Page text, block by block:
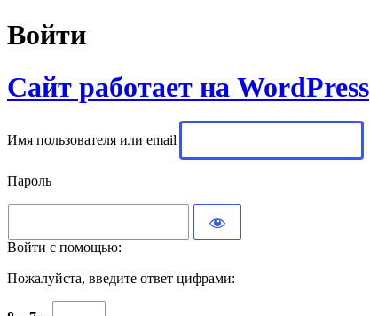
Войти
Сайт работает на WordPress
Имя пользователя или email
Пароль
Войти с помощью:
Пожалуйста, введите ответ цифрами: